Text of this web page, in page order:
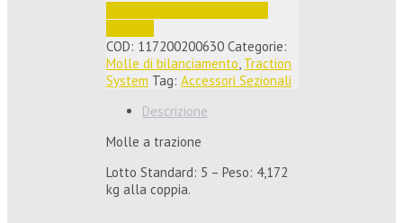
COD: 117200200630 Categorie:
Molle di bilanciamento, Traction
System Tag: Accessori Sezionali
Descrizione
Molle a trazione
Lotto Standard: 5 – Peso: 4,172
kg alla coppia.